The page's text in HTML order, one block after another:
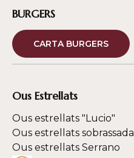
BURGERS
CARTA BURGERS
Ous Estrellats
Ous estrellats "Lucio"
Ous estrellats sobrassada
Ous estrellats Serrano